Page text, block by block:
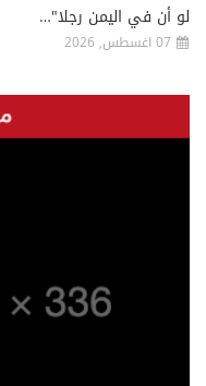
لو أن في اليمن رجلا"…
07 اغسطس, 2026